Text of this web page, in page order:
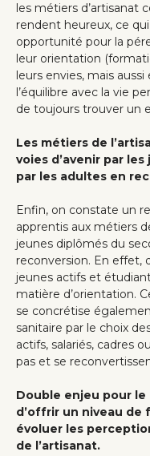
les métiers d’artisanat
rendent heureux, ce
opportunité pour la
leur orientation
leurs envies, mais
l’équilibre avec la vie
de toujours trouver un
Les métiers de
voies d’avenir par
par les adultes en
Enfin, on constate un
apprentis aux métiers
jeunes diplômés du
reconversion. En effet,
jeunes actifs et
matière d’orientation.
se concrétise
sanitaire par le choix
actifs, salariés, cadres
pas et se
Double enjeu pour le
d’offrir un niveau
évoluer les
de l’artisanat.